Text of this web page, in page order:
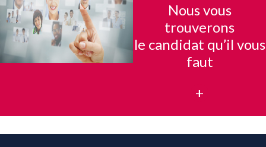
Nous vous
trouverons
le candidat qu’il vous
faut
+